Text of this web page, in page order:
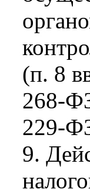
(п. 8
268-
229-
9.